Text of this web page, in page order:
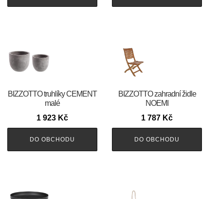
BIZZOTTO truhlíky CEMENT
malé
1 923 Kč
DO OBCHODU
BIZZOTTO zahradní židle
NOEMI
1 787 Kč
DO OBCHODU